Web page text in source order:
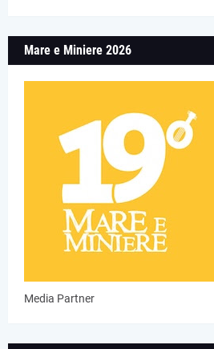
Mare e Miniere 2026
Media Partner